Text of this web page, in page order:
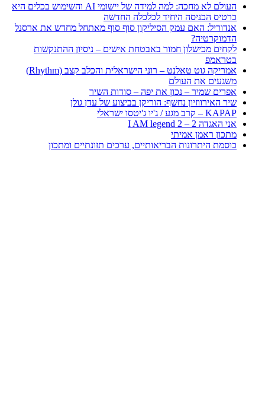
העולם לא מחכה: למה למידה של יישומי AI והשימוש בכלים היא
כרטיס הכניסה היחיד לכלכלה החדשה
אנדוריל: האם עמק הסיליקון סוף סוף מאתחל מחדש את ארסנל
הדמוקרטיה?
לקחים מכישלון חמור באבטחת אישים – ניסיון ההתנקשות
בטראמפ
אמריקה גוט טאלנט – רוני הישראלית והכלב קצב (Rhythm)
משגעים את העולם
אפרים שמיר – נכון את יפה – סודות השיר
שיר האירווזיון נחשף: הוריקן בביצוע של עדן גולן
KAPAP – קרב מגע / ג'יו ג'יטסו ישראלי
אני האגדה 2 – I AM legend 2
מתכון ראמן אמיתי
כוסמת היתרונות הבריאותיים, ערכים תזונתיים ומתכון